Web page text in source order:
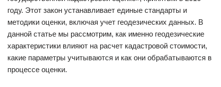
году. Этот закон устанавливает единые стандарты и
методики оценки, включая учет геодезических данных. В
данной статье мы рассмотрим, как именно геодезические
характеристики влияют на расчет кадастровой стоимости,
какие параметры учитываются и как они обрабатываются в
процессе оценки.